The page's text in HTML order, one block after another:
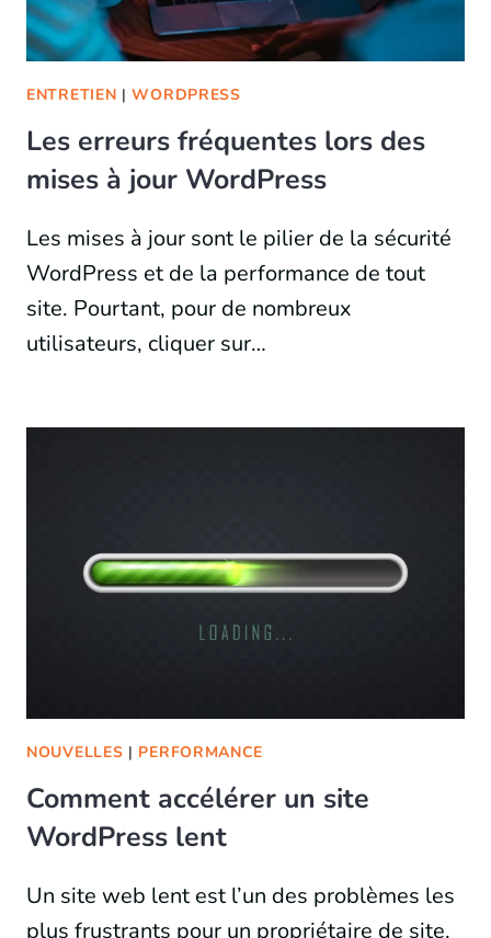
ENTRETIEN |WORDPRESS
Les erreurs fréquentes lors des
mises à jour WordPress
Les mises à jour sont le pilier de la sécurité
WordPress et de la performance de tout
site. Pourtant, pour de nombreux
utilisateurs, cliquer sur…
NOUVELLES | PERFORMANCE
Comment accélérer un site
WordPress lent
Un site web lent est l’un des problèmes les
plus frustrants pour un propriétaire de site.